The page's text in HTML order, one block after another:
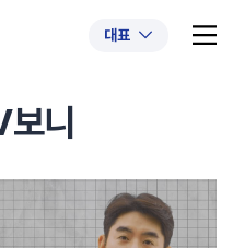
대표
#목디스크
니